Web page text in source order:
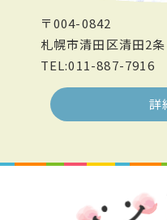
〒004-0842
札幌市清田区清田2
TEL:011-887-7916
詳